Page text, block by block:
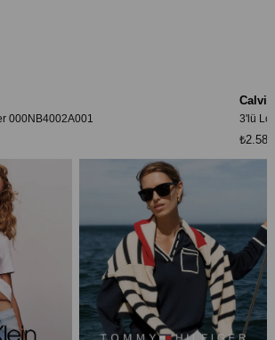
Taille Basse Pack Erkek Siyah Boxer Kadın